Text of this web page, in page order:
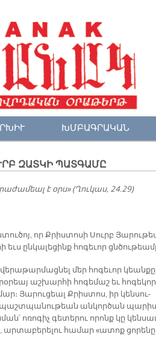
ԽՄԲԱԳՐԱԿԱՆ
ԶԱՏԿԻ ՊԱՏԳԱՄԸ
է օրս» (Ղուկաս, 24.29)
որ Քրիս­տո­սի Սուրբ
ըն­կա­լե­ցինք հո­գե­ւոր
մեր հո­գե­ւոր
աշ­խար­հի հո­գե­մաշ եւ
Յա­րու­ցեալ Քրիս­տոս, իր կեն­սու­
պաշտ­պա­նու­թեան ան­կոր­ծան
ո­ռո­գիչ գե­տե­րու ո­րոնք կը
ար­տա­բե­րե­լու հա­մար «ա­տոք ցո­րե­նը